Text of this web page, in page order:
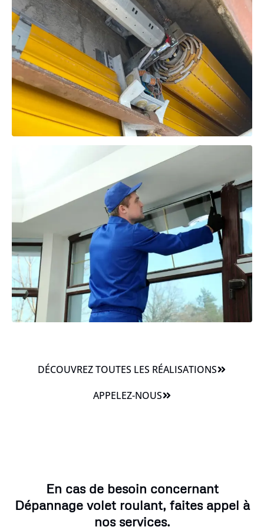
DÉCOUVREZ TOUTES LES RÉALISATIONS
APPELEZ-NOUS
En cas de besoin concernant
Dépannage volet roulant, faites appel à
nos services.